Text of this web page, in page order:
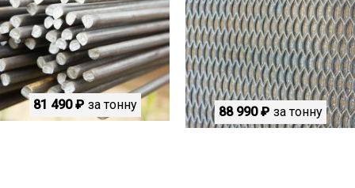
81 490 ₽ за тонну 88 990 ₽ за тонну